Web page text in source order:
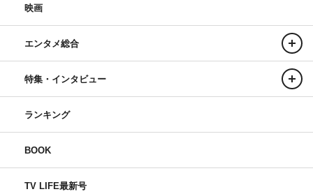
映画
エンタメ総合
特集・インタビュー
ランキング
BOOK
TV LIFE最新号